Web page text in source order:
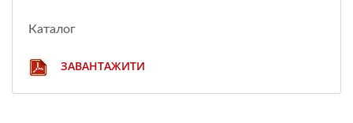
Каталог
ЗАВАНТАЖИТИ